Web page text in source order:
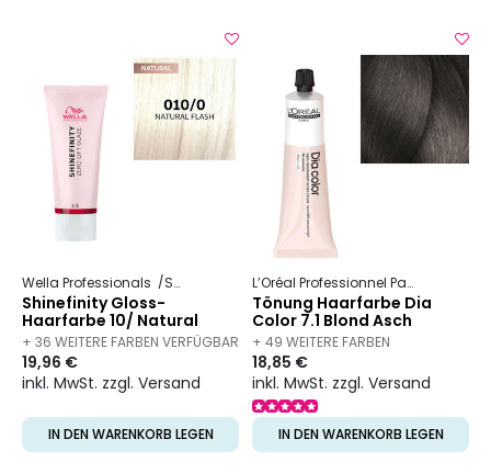
Wella Professionals Shinefinity
Shinefinity Gloss-
Haarfarbe 10/ Natural
Flash
+ 36 WEITERE FARBEN VERFÜGBAR
19,96 €
inkl. MwSt. zzgl. Versand
IN DEN WARENKORB LEGEN
L’Oréal Professionnel Paris
Tönung Haarfarbe Dia
Color 7.1 Blond Asch
+ 49 WEITERE FARBEN
VERFÜGBAR
18,85 €
inkl. MwSt. zzgl. Versand
IN DEN WARENKORB LEGEN